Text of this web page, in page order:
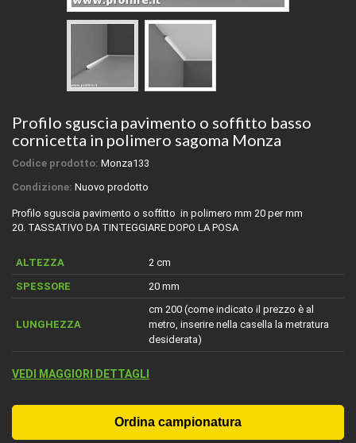
Profilo sguscia pavimento o soffitto basso
cornicetta in polimero sagoma Monza
Codice prodotto: Monza133
Condizione: Nuovo prodotto
Profilo sguscia pavimento o soffitto in polimero mm 20 per mm
20. TASSATIVO DA TINTEGGIARE DOPO LA POSA
ALTEZZA
2 cm
SPESSORE
20 mm
LUNGHEZZA
cm 200 (come indicato il prezzo è al
metro, inserire nella casella la metratura
desiderata)
VEDI MAGGIORI DETTAGLI